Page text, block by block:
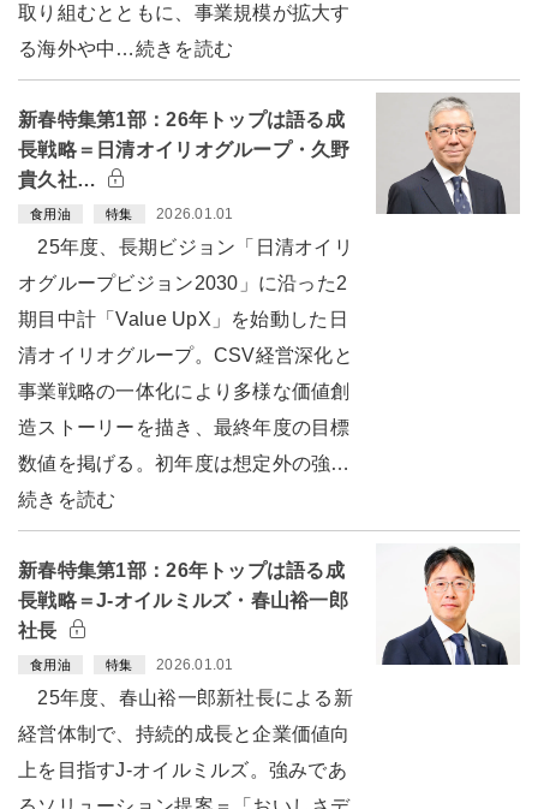
取り組むとともに、事業規模が拡大す
る海外や中…続きを読む
新春特集第1部：26年トップは語る成
長戦略＝日清オイリオグループ・久野
貴久社…
食用油 特集 2026.01.01
25年度、長期ビジョン「日清オイリ
オグループビジョン2030」に沿った2
期目中計「Value UpX」を始動した日
清オイリオグループ。CSV経営深化と
事業戦略の一体化により多様な価値創
造ストーリーを描き、最終年度の目標
数値を掲げる。初年度は想定外の強…
続きを読む
新春特集第1部：26年トップは語る成
長戦略＝J-オイルミルズ・春山裕一郎
社長
食用油 特集 2026.01.01
25年度、春山裕一郎新社長による新
経営体制で、持続的成長と企業価値向
上を目指すJ-オイルミルズ。強みであ